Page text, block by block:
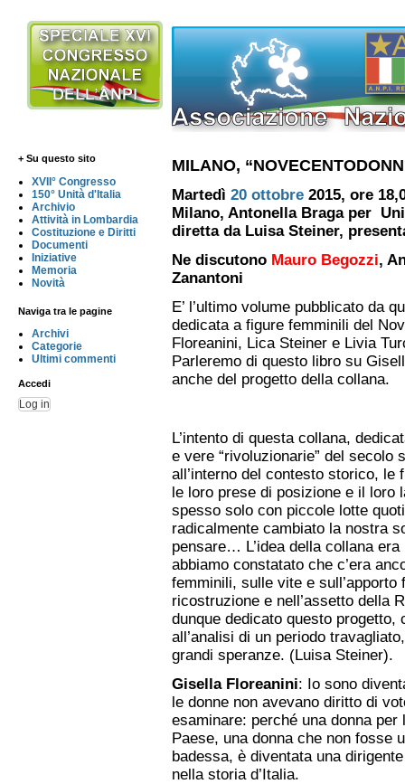
+ Su questo sito
XVII° Congresso
150° Unità d'Italia
Archivio
Attività in Lombardia
Costituzione e Diritti
Documenti
Iniziative
Memoria
Novità
Naviga tra le pagine
Archivi
Categorie
Ultimi commenti
Accedi
Log in
MILANO,
Martedì 20 ottobre 2015, ore
Milano, Antonella Braga per
diretta da Luisa Steiner,
Ne discutono Mauro Begozzi,
Zanantoni
E’ l’ultimo volume pubblicato da
dedicata a figure femminili del
Floreanini, Lica Steiner e Livia
Parleremo di questo libro su
anche del progetto della collana.
L’intento di questa collana,
e vere “rivoluzionarie” del secolo
all’interno del contesto storico,
le loro prese di posizione e il loro
spesso solo con piccole lotte
radicalmente cambiato la nostra
pensare… L’idea della collana
abbiamo constatato che c’era
femminili, sulle vite e sull’apporto
ricostruzione e nell’assetto della
dunque dedicato questo
all’analisi di un periodo
grandi speranze. (Luisa Steiner).
Gisella Floreanini: Io sono
le donne non avevano diritto di
esaminare: perché una donna
Paese, una donna che non fosse
badessa, è diventata una
nella storia d’Italia.